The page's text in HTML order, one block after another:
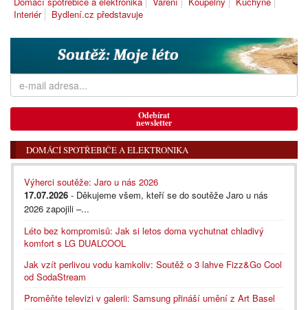
Interiér
Bydlení.cz představuje
Odebírat
newsletter
DOMÁCÍ SPOTŘEBIČE A ELEKTRONIKA
Výherci soutěže: Jaro u nás 2026
17.07.2026 - Děkujeme všem, kteří se do soutěže Jaro u nás
2026 zapojili –...
Léto bez kompromisů: Jak si letos doma vychutnat chladivý
komfort s LG DUALCOOL
Jak vzít perlivou vodu kamkoliv: Soutěž o 3 lahve Fizz&Go Cool
od SodaStream
Proměňte televizi v galerii: Samsung přináší umění z Art Basel